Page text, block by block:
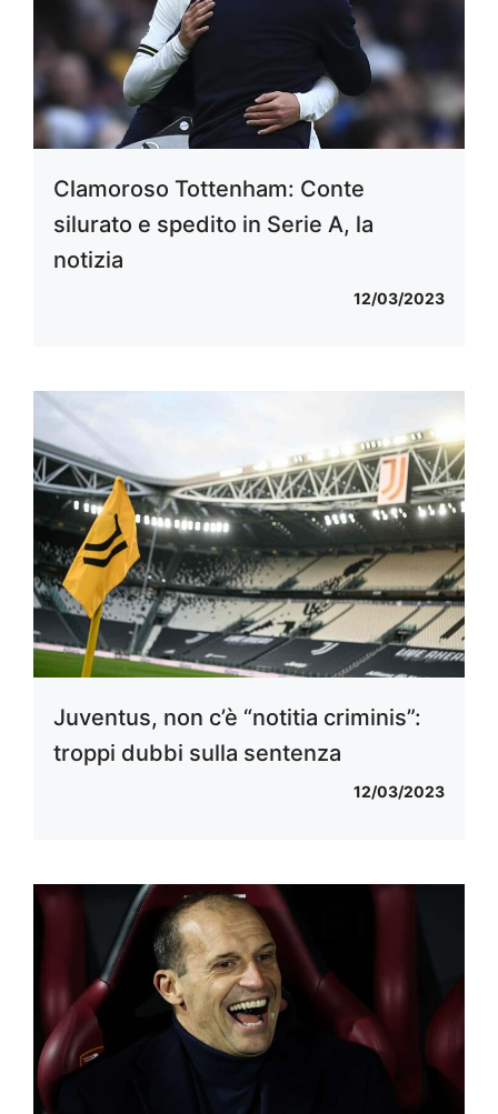
Clamoroso Tottenham: Conte
silurato e spedito in Serie A, la
notizia
12/03/2023
Juventus, non c’è “notitia criminis”:
troppi dubbi sulla sentenza
12/03/2023